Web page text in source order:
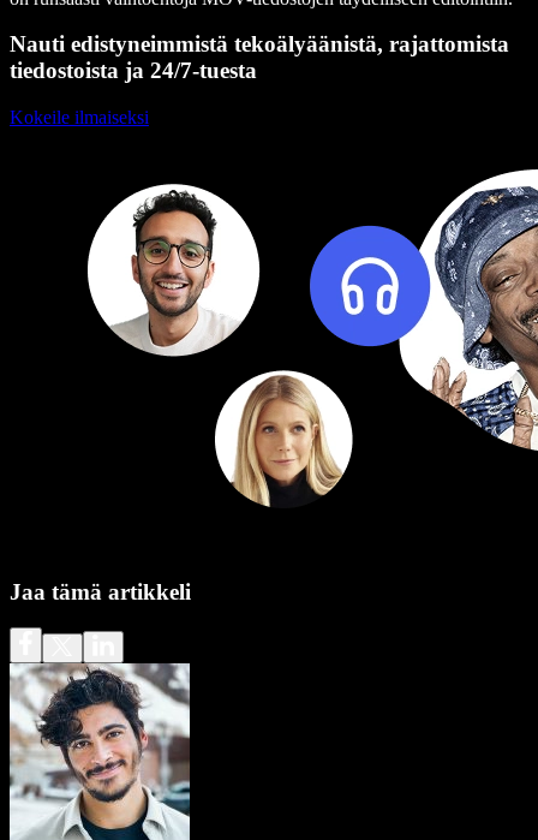
Nauti edistyneimmistä tekoälyäänistä, rajattomista
tiedostoista ja 24/7-tuesta
Kokeile ilmaiseksi
Jaa tämä artikkeli